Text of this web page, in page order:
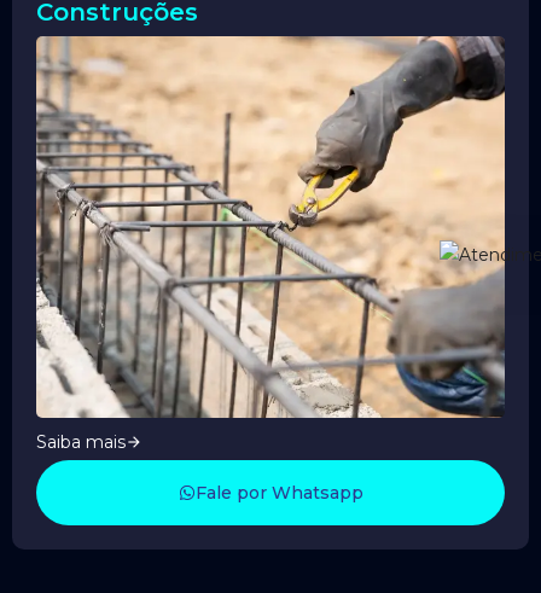
Construções
Saiba mais
Fale por Whatsapp